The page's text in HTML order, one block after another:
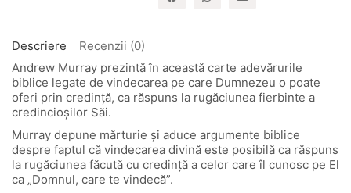
Descriere
Recenzii (0)
Andrew Murray prezintă în această carte adevărurile
biblice legate de vindecarea pe care Dumnezeu o poate
oferi prin credință, ca răspuns la rugăciunea fierbinte a
credincioșilor Săi.
Murray depune mărturie şi aduce argumente biblice
despre faptul că vindecarea divină este posibilă ca răspuns
la rugăciunea făcută cu credinţă a celor care îl cunosc pe El
ca „Domnul, care te vindecă”.